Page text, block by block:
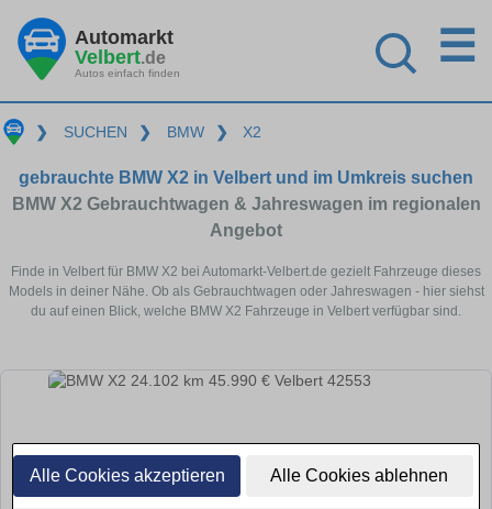
Alle Cookies akzeptieren Alle Cookies ablehnen
Automarkt
Velbert.de
Autos einfach finden
☰
❯ SUCHEN ❯ BMW ❯ X2
gebrauchte BMW X2 in Velbert und im Umkreis suchen
BMW X2 Gebrauchtwagen & Jahreswagen im regionalen
Angebot
Finde in Velbert für BMW X2 bei Automarkt-Velbert.de gezielt Fahrzeuge dieses
Models in deiner Nähe. Ob als Gebrauchtwagen oder Jahreswagen - hier siehst
du auf einen Blick, welche BMW X2 Fahrzeuge in Velbert verfügbar sind.